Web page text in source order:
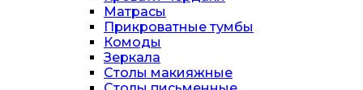
Матрасы
Прикроватные тумбы
Комоды
Зеркала
Столы макияжные